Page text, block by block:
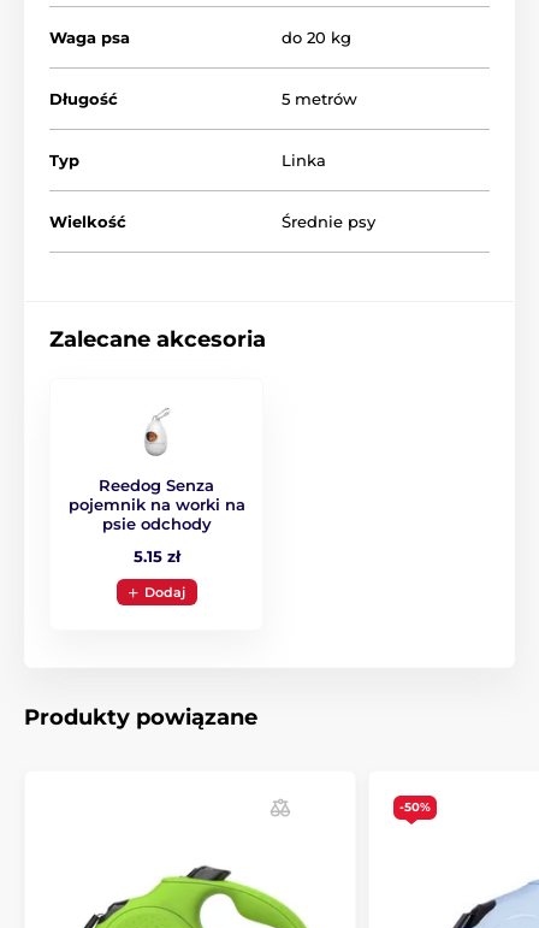
Když se v jediném produktu setká kvalita s moderní
Reedog Senza.Dostanete ho nejen ve čtyřech různých
velikostech, ale i v šesti barevných variantách.
Waga psa do 20 kg
Długość 5 metrów
Typ Linka
Wielkość Średnie psy
Zalecane akcesoria
Reedog Senza
pojemnik na worki na
psie odchody
5.15 zł
Dodaj
Produkty powiązane
-50%